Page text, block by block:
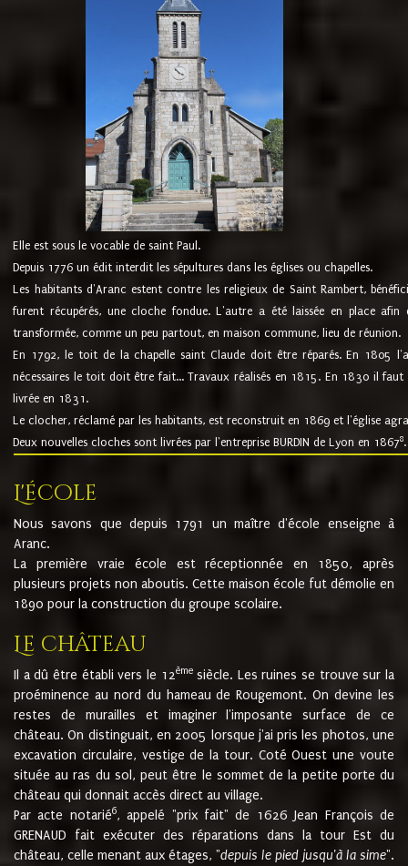
Elle est sous le vocable de saint Paul.
Depuis 1776 un édit interdit les sépultures dans les églises ou chapelles.
Les habitants d'Aranc estent contre les religieux de Saint Rambert,
furent récupérés, une cloche fondue. L'autre a été laissée en place
transformée, comme un peu partout, en maison commune, lieu de réunion.
En 1792, le toit de la chapelle saint Claude doit être réparés. En 1805
nécessaires le toit doit être fait... Travaux réalisés en 1815. En 1830 il
livrée en 1831.
Le clocher, réclamé par les habitants, est reconstruit en 1869 et l'église
Deux nouvelles cloches sont livrées par l'entreprise BURDIN de Lyon en 18678.
L'école
Nous savons que depuis 1791 un maître d'école enseigne à
Aranc.
La première vraie école est réceptionnée en 1850, après
plusieurs projets non aboutis. Cette maison école fut démolie en
1890 pour la construction du groupe scolaire.
Le château
Il a dû être établi vers le 12èmesiècle. Les ruines se trouve sur la
proéminence au nord du hameau de Rougemont. On devine les
restes de murailles et imaginer l'imposante surface de ce
château. On distinguait, en 2005 lorsque j'ai pris les photos, une
excavation circulaire, vestige de la tour. Coté Ouest une voute
située au ras du sol, peut être le sommet de la petite porte du
château qui donnait accès direct au village.
Par acte notarié6, appelé "prix fait" de 1626 Jean François de
GRENAUD fait exécuter des réparations dans la tour Est du
château, celle menant aux étages, "depuis le pied jusqu'à la sime".